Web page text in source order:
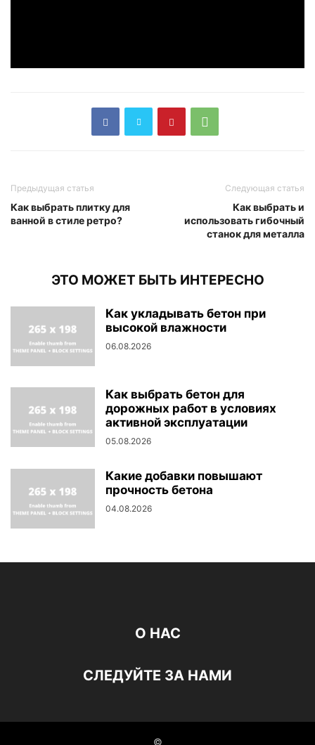
Предыдущая статья
Как выбрать плитку для
ванной в стиле ретро?
Следующая статья
Как выбрать и
использовать гибочный
станок для металла
ЭТО МОЖЕТ БЫТЬ ИНТЕРЕСНО
Как укладывать бетон при
высокой влажности
06.08.2026
Как выбрать бетон для
дорожных работ в условиях
активной эксплуатации
05.08.2026
Какие добавки повышают
прочность бетона
04.08.2026
О НАС
СЛЕДУЙТЕ ЗА НАМИ
©